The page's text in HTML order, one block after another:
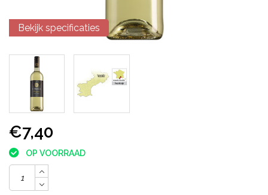
Bekijk specificaties
€7,40
OP VOORRAAD